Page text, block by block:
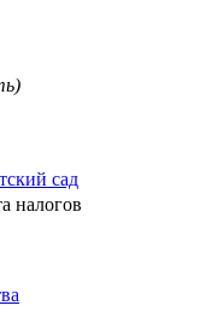
сад
налогов